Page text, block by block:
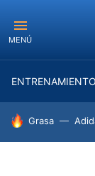
MENÚ
ENTRENAMIENTO
HOY SE
Grasa